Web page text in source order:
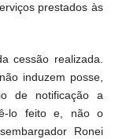
prestados às
cessão realizada.
induzem posse,
de notificação a
lo feito e, não o
Ronei